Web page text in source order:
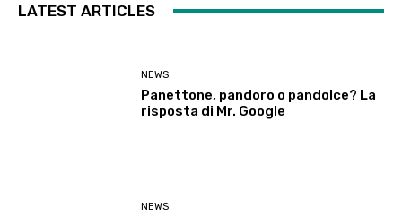
LATEST ARTICLES
NEWS
Panettone, pandoro o pandolce? La
risposta di Mr. Google
NEWS